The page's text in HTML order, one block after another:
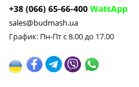
+38 (066) 65-66-400 WatsApp
sales@budmash.ua
График: Пн-Пт с 8.00 до 17.00